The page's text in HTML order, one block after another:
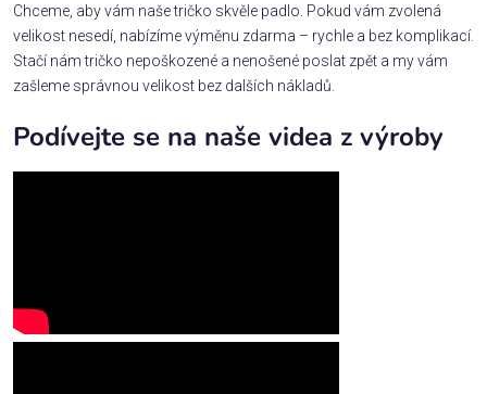
Chceme, aby vám naše tričko skvěle padlo. Pokud vám zvolená
velikost nesedí, nabízíme výměnu zdarma – rychle a bez komplikací.
Stačí nám tričko nepoškozené a nenošené poslat zpět a my vám
zašleme správnou velikost bez dalších nákladů.
Podívejte se na naše videa z výroby